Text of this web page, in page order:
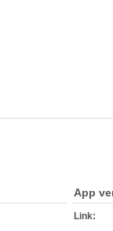
App
Link: